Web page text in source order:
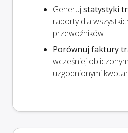
Generujstatystyki
raporty dla
przewoźników
Porównuj faktury
wcześniej
uzgodnionymi